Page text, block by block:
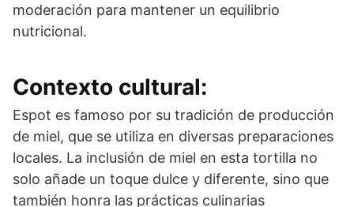
moderación para mantener un equilibrio
nutricional.
Contexto cultural:
Espot es famoso por su tradición de producción
de miel, que se utiliza en diversas preparaciones
locales. La inclusión de miel en esta tortilla no
solo añade un toque dulce y diferente, sino que
también honra las prácticas culinarias